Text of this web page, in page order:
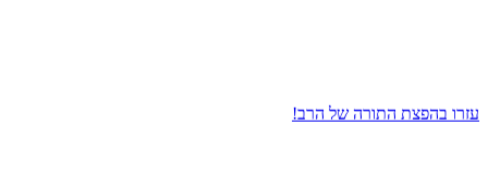
עזרו בהפצת התורה של הרב!